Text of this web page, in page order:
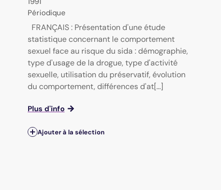
Périodique
FRANÇAIS : Présentation d'une étude
statistique concernant le comportement
sexuel face au risque du sida : démographie,
type d'usage de la drogue, type d'activité
sexuelle, utilisation du préservatif, évolution
du comportement, différences d'at[...]
Plus d'info
Ajouter à la sélection